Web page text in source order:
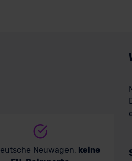
Neuwagen, keine